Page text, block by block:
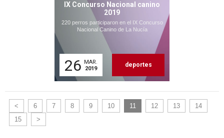
IX Concurso Nacional canino
2019
220 perros participaron en el IX Concurso
Nacional Canino de La Nucía
26 MAR.
2019
deportes
< 6 7 8 9 10 11 12 13
14
15
>